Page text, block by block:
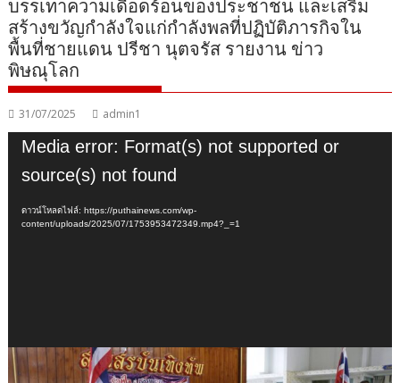
บรรเทาความเดือดร้อนของประชาชน และเสริม
สร้างขวัญกำลังใจแก่กำลังพลที่ปฏิบัติภารกิจใน
พื้นที่ชายแดน ปรีชา นุตจรัส รายงาน ข่าว
พิษณุโลก
31/07/2025 admin1
ตัว
ไฟล์
วิดีโอ
Media error: Format(s) not supported or
source(s) not found
ดาวน์โหลดไฟล์: https://puthainews.com/wp-
content/uploads/2025/07/1753953472349.mp4?_=1